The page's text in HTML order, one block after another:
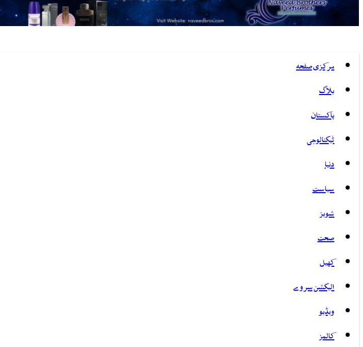
مرکزی صفحہ
بلاگ
پاکستان
ٹیکنالوجی
دنیا
سیاست
شوبز
صحت
کھیل
الیکشن سروے
ویڈیو
کالمز